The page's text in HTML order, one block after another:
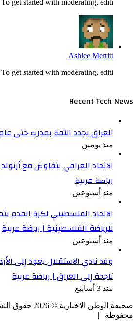
get started with moderating, editi...
Ashlee Merritt
get started with moderating, editi...
Recent Tech News
العراق يجدد الثقة بمدربه حتى عام 2027 | رياضة
منذ يومين
الاتحاد العراقي يتفاوض مع
رياضة عربية
منذ أسبوعين
الاتحاد الفلسطيني لكرة القدم
للرياضة الفلسطينية | رياضة عربية
منذ أسبوعين
وفد نادي الاستقلال يعود إلى
ناجحة إلى العراق | رياضة عربية
منذ 3 أسابيع
صحيفة الوطن الاخبارية © 2026 حقوق
محفوظة |